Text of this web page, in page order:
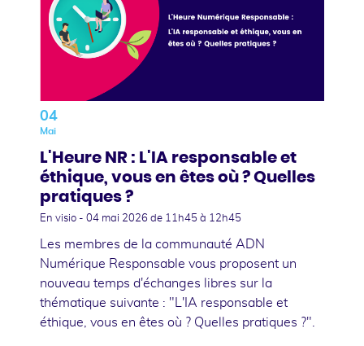
04
Mai
L'Heure NR : L'IA responsable et
éthique, vous en êtes où ? Quelles
pratiques ?
En visio - 04 mai 2026 de 11h45 à 12h45
Les membres de la communauté ADN
Numérique Responsable vous proposent un
nouveau temps d'échanges libres sur la
thématique suivante : "L'IA responsable et
éthique, vous en êtes où ? Quelles pratiques ?".